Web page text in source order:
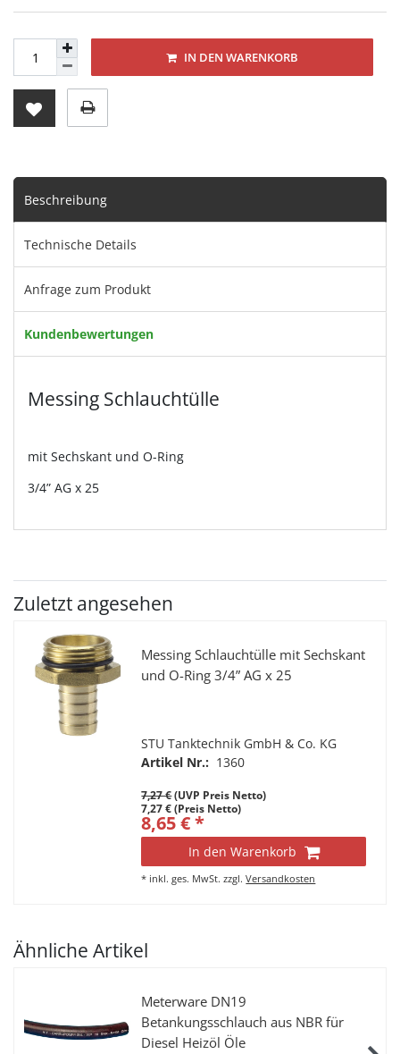
IN DEN WARENKORB
Beschreibung
Technische Details
Anfrage zum Produkt
Kundenbewertungen
Messing Schlauchtülle
mit Sechskant und O-Ring
3/4” AG x 25
Zuletzt angesehen
Messing Schlauchtülle mit Sechskant
und O-Ring 3/4” AG x 25
STU Tanktechnik GmbH & Co. KG
Artikel Nr.: 1360
7,27 €(UVP Preis Netto)
7,27 € (Preis Netto)
8,65 € *
In den Warenkorb
* inkl. ges. MwSt. zzgl.Versandkosten
Ähnliche Artikel
Meterware DN19
Betankungsschlauch aus NBR für
Diesel Heizöl Öle